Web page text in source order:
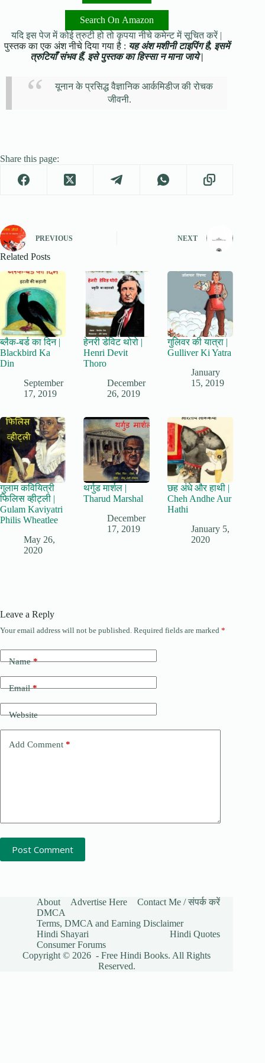
Search On Amazon
यदि इस पेज में कोई त्रुटी हो तो कृपया नीचे कमेन्ट में सूचित करें |
पुस्तक का एक अंश नीचे दिया गया है : यह अंश मशीनी टाइपिंग है, इसमें
त्रुटियाँ संभव हैं, इसे पुस्तक का हिस्सा न माना जाये |
यूनान के प्रसिद्ध वैज्ञानिक आर्कमिडीज की रोचक
जीवनी.
Share this page:
PREVIOUS NEXT
Related Posts
ब्लैक-बर्ड का दिन |
Blackbird Ka
Din
September
17, 2019
हेनरी डेविट थोरो |
Henri Devit
Thoro
December
26, 2019
गुलिवर की यात्रा |
Gulliver Ki Yatra
January
15, 2019
गुलाम कवियित्री
फिलिस व्हीट्ली |
Gulam Kaviyatri
Philis Wheatlee
May 26,
2020
थर्गुड मार्शल |
Tharud Marshal
December
17, 2019
छह अंधे और हाथी |
Cheh Andhe Aur
Hathi
January 5,
2020
Leave a Reply
Your email address will not be published. Required fields are marked *
Name*
Email*
Website
Add Comment *
Post Comment
About Advertise Here
Contact Me / संपर्क करें
DMCA
Terms, DMCA and Earning Disclaimer
Hindi Shayari
Hindi Quotes
Consumer Forums
Copyright © 2026 - Free Hindi Books. All Rights
Reserved.